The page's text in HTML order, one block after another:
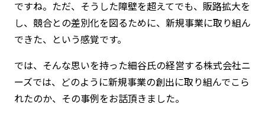
ですね。ただ、そうした障壁を超えてでも、販路拡大を
し、競合との差別化を図るために、新規事業に取り組ん
できた、という感覚です。
では、そんな思いを持った細谷氏の経営する株式会社ニ
ーズでは、どのように新規事業の創出に取り組んでこら
れたのか、その事例をお話頂きました。